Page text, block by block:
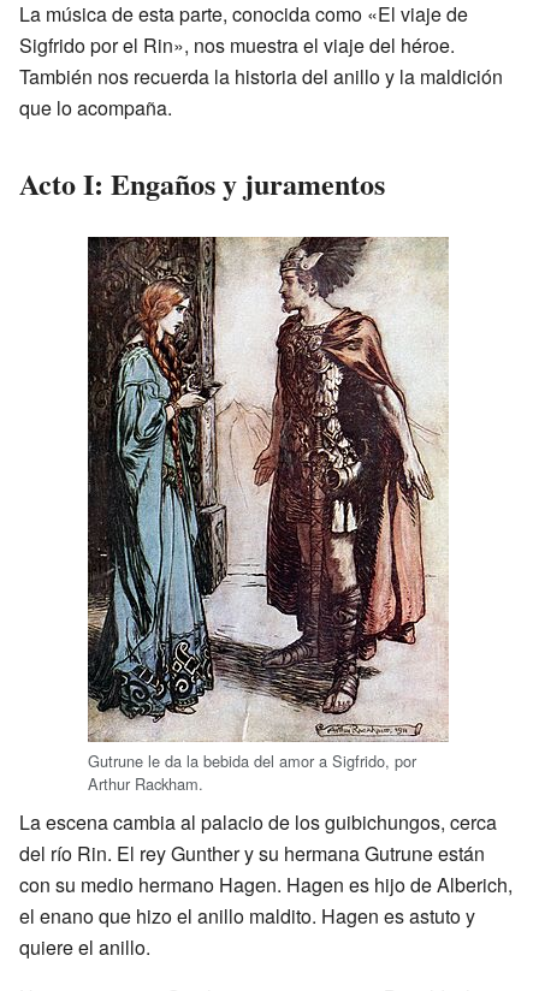
La música de esta parte, conocida como «El viaje de
Sigfrido por el Rin», nos muestra el viaje del héroe.
También nos recuerda la historia del anillo y la maldición
que lo acompaña.
Acto I: Engaños y juramentos
Gutrune le da la bebida del amor a Sigfrido, por
Arthur Rackham.
La escena cambia al palacio de los guibichungos, cerca
del río Rin. El rey Gunther y su hermana Gutrune están
con su medio hermano Hagen. Hagen es hijo de Alberich,
el enano que hizo el anillo maldito. Hagen es astuto y
quiere el anillo.